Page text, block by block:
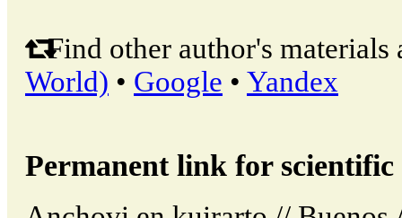
Find other author's materials
World) • Google • Yandex
Permanent link for